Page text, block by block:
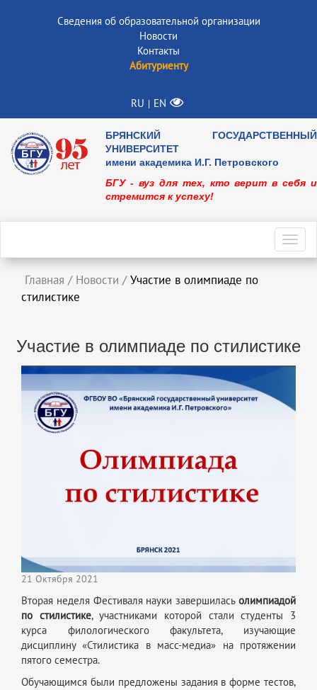
Сведения об образовательной организации
Новости
Контакты
Абитуриенту
RU | EN
БРЯНСКИЙ ГОСУДАРСТВЕННЫЙ
УНИВЕРСИТЕТ
имени академика И.Г. Петровского
БГУ - вуз для тех, кто верит в себя и
стремится к успеху!
Главная / Новости / Участие в олимпиаде по
стилистике
Участие в олимпиаде по стилистике
21 Октября 2021
Вторая неделя Фестиваля науки завершилась олимпиадой
по стилистике, участниками которой стали студенты 3
курса филологического факультета, изучающие
дисциплину «Стилистика в масс-медиа» на протяжении
пятого семестра.
Обучающимся были предложены задания в форме тестов,